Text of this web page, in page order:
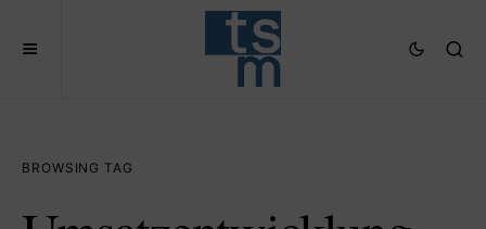
BROWSING TAG